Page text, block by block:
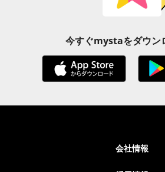
今すぐmystaをダウン
会社情報